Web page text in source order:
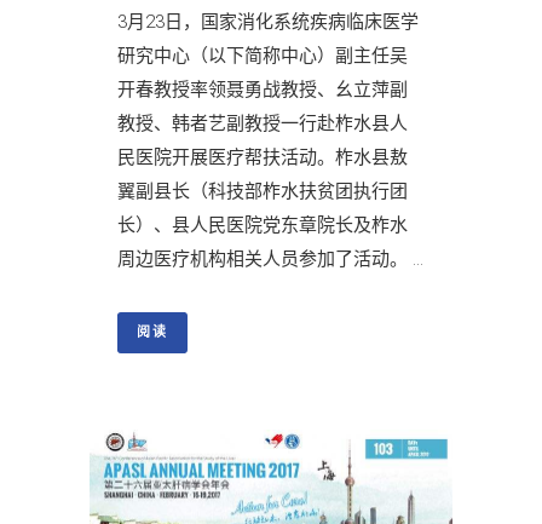
3月23日，国家消化系统疾病临床医学
研究中心（以下简称中心）副主任吴
开春教授率领聂勇战教授、幺立萍副
教授、韩者艺副教授一行赴柞水县人
民医院开展医疗帮扶活动。柞水县敖
翼副县长（科技部柞水扶贫团执行团
长）、县人民医院党东章院长及柞水
周边医疗机构相关人员参加了活动。 ...
阅读